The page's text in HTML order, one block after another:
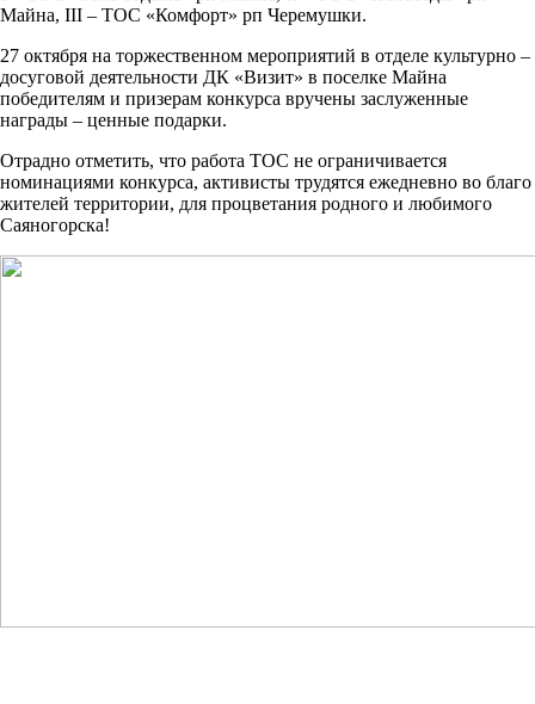
Майна, III – ТОС «Комфорт» рп Черемушки.
27 октября на торжественном мероприятий в отделе культурно –
досуговой деятельности ДК «Визит» в поселке Майна
победителям и призерам конкурса вручены заслуженные
награды – ценные подарки.
Отрадно отметить, что работа ТОС не ограничивается
номинациями конкурса, активисты трудятся ежедневно во благо
жителей территории, для процветания родного и любимого
Саяногорска!